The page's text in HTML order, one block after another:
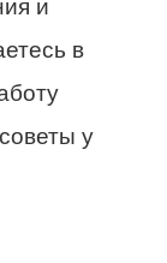
и
в
у